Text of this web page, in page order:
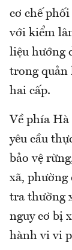
cơ chế
với kiểm
liệu hướng
trong quản
hai cấp.
Về phía
yêu cầu
bảo vệ
xã, phường
tra thường
nguy cơ bị
hành vi vi